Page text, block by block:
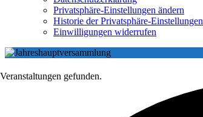
Privatsphäre-Einstellungen ändern
Historie der Privatsphäre-Einstellungen
Einwilligungen widerrufen
gefunden.